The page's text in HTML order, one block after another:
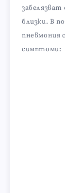
близки. В
пневмония
симптоми: